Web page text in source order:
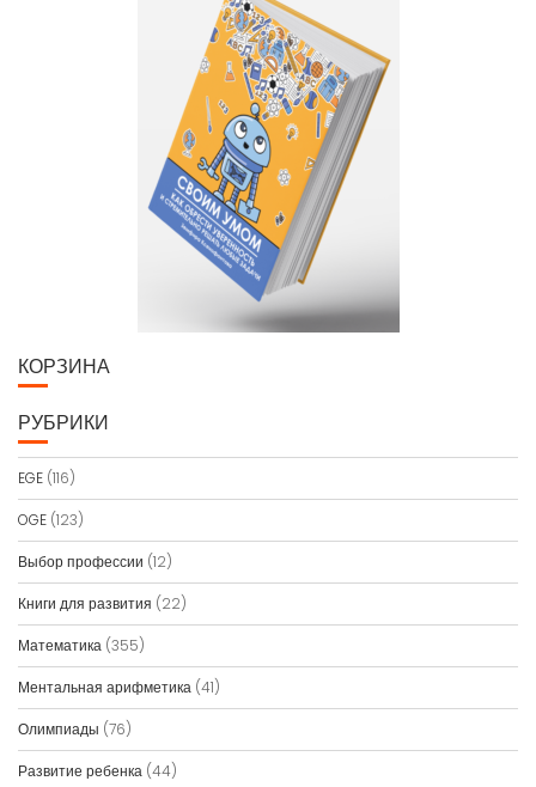
КОРЗИНА
РУБРИКИ
EGE (116)
OGE (123)
Выбор профессии (12)
Книги для развития (22)
Математика (355)
Ментальная арифметика (41)
Олимпиады (76)
Развитие ребенка (44)